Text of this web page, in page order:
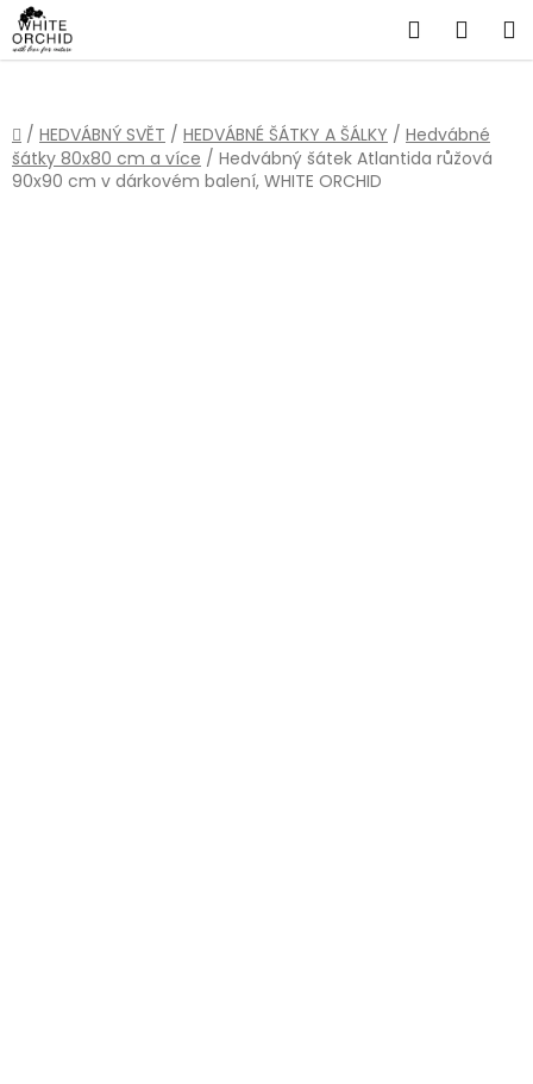
Přejít
na
obsah
Hledat
Domů
/ HEDVÁBNÝ SVĚT / HEDVÁBNÉ ŠÁTKY A ŠÁLKY / Hedvábné
šátky 80x80 cm a více / Hedvábný šátek Atlantida růžová
90x90 cm v dárkovém balení, WHITE ORCHID